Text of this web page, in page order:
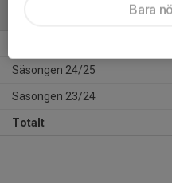
ALLA ÅR
Säsongen 24/25
Säsongen 23/24
Totalt
Bara